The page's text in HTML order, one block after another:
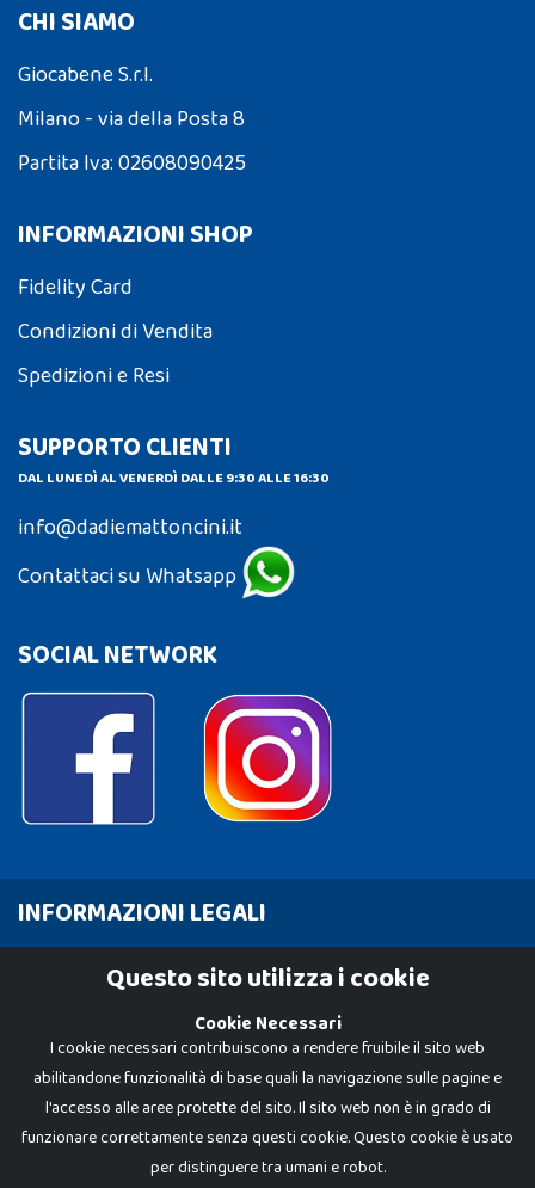
CHI SIAMO
Giocabene S.r.l.
Milano - via della Posta 8
Partita Iva: 02608090425
INFORMAZIONI SHOP
Fidelity Card
Condizioni di Vendita
Spedizioni e Resi
SUPPORTO CLIENTI
DAL LUNEDÌ AL VENERDÌ DALLE 9:30 ALLE 16:30
info@dadiemattoncini.it
Contattaci su Whatsapp
SOCIAL NETWORK
INFORMAZIONI LEGALI
Cookie PolicyQuesto sito utilizza i cookie
Cookie Necessari
I cookie necessari contribuiscono a rendere fruibile il sito web
abilitandone funzionalità di base quali la navigazione sulle pagine e
l'accesso alle aree protette del sito. Il sito web non è in grado di
funzionare correttamente senza questi cookie. Questo cookie è usato
per distinguere tra umani e robot.